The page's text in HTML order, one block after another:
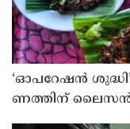
‘ഓ​പ​റേ​ഷ​ൻ
ണ​ത്തി​ന് ലൈ​സ​ൻ​സ്
ക്കി എ​ക്​​സൈ​സ്​